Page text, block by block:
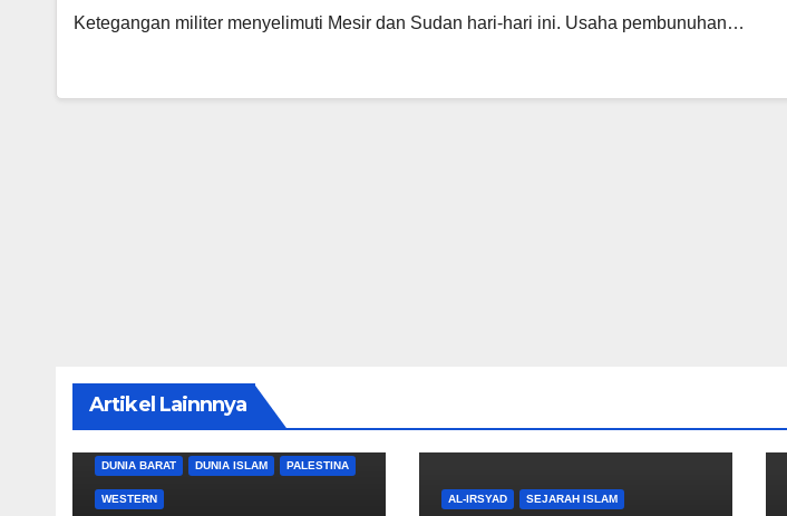
Ketegangan militer menyelimuti Mesir dan Sudan hari-hari ini. Usaha pembunuhan…
Artikel Lainnnya
DUNIA BARAT DUNIA ISLAM PALESTINA
WESTERN AL-IRSYAD SEJARAH ISLAM